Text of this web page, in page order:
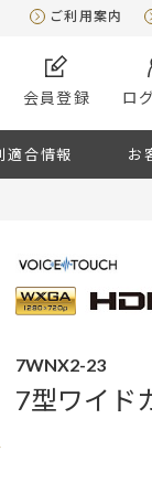
ご利用案内
会員登録 ロ
適合情報 お
7WNX2-23
7型ワイド